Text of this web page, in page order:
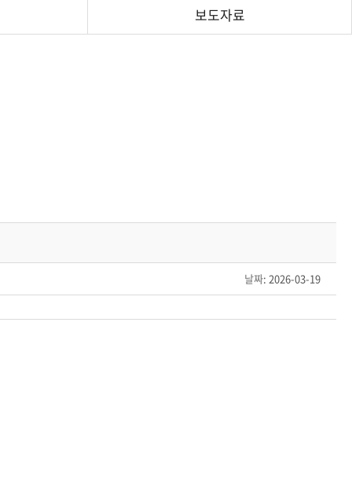
보도자료
날짜: 2026-03-19